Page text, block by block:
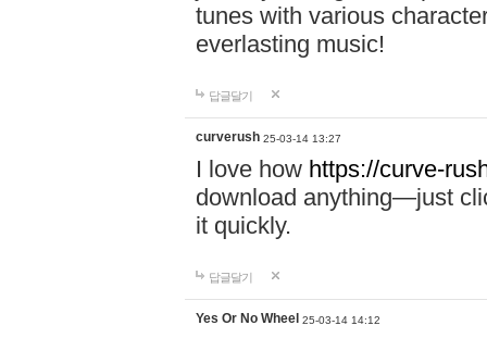
tunes with various
everlasting music!
답글달기
curverush 25-03-14 13:27
I love how https://curve-
download anything—just
it quickly.
답글달기
Yes Or No Wheel 25-03-14 14:12